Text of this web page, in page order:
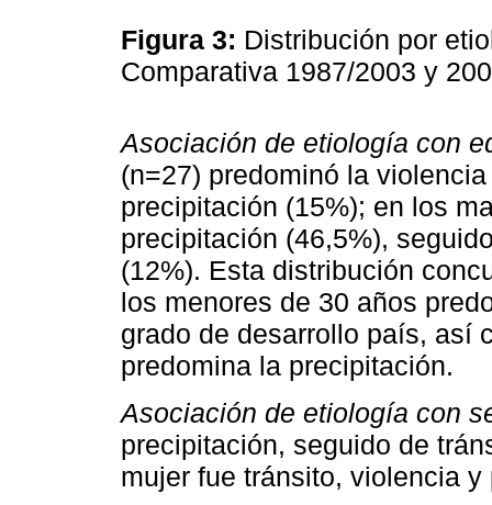
Figura 3: Distribución por
Comparativa 1987/2003 y
Asociación de etiología con
(n=27) predominó la
precipitación (15%); en los
precipitación (46,5%),
(12%). Esta distribución
los menores de 30 años
grado de desarrollo país, así
predomina la precipitación.
Asociación de etiología con
precipitación, seguido de
mujer fue tránsito, violencia